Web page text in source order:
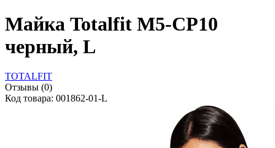
Майка Totalfit M5-CP10
черный, L
TOTALFIT
Отзывы (0)
Код товара: 001862-01-L